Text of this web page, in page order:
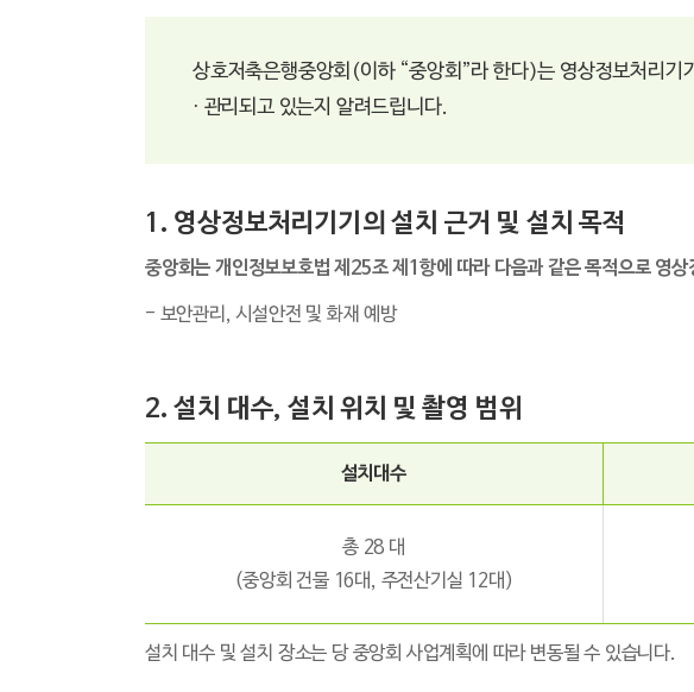
상호저축은행중앙회(이하 “중앙회”라 한다)는 영상정보처리기
· 관리되고 있는지 알려드립니다.
1. 영상정보처리기기의 설치 근거 및 설치 목적
중앙회는 개인정보보호법 제25조 제1항에 따라 다음과 같은 목적으로 영
- 보안관리, 시설안전 및 화재 예방
2. 설치 대수, 설치 위치 및 촬영 범위
설치대수
총 28 대
(중앙회 건물 16대, 주전산기실 12대)
설치 대수 및 설치 장소는 당 중앙회 사업계획에 따라 변동될 수 있습니다.